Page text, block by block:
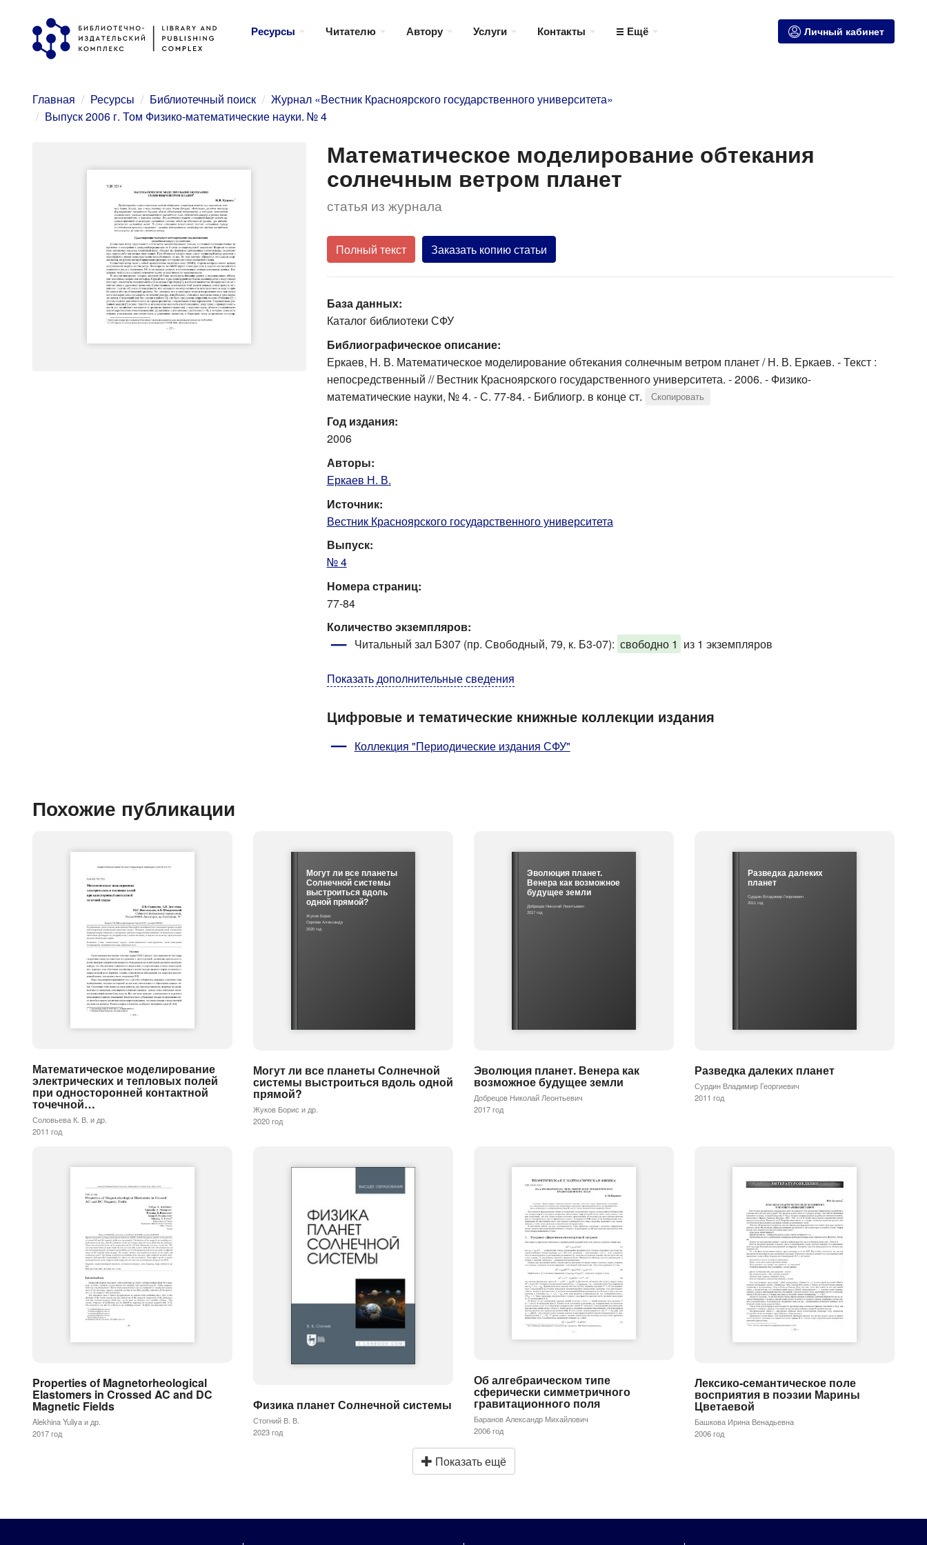
Перейти
основному
Ресурсы Читателю Автору Услуги Контакты Ещё Личный кабинет
Главная Ресурсы Библиотечный поиск
Журнал «Вестник Красноярского государственного университета»
Выпуск 2006 г. Том Физико-математические науки. № 4
Математическое моделирование обтекания
солнечным ветром планет
статья из журнала
Полный текст Заказать копию статьи
База данных:
Каталог библиотеки СФУ
Библиографическое описание:
Еркаев, Н. В. Математическое моделирование обтекания солнечным ветром планет / Н. В. Еркаев. - Текст :
непосредственный // Вестник Красноярского государственного университета. - 2006. - Физико-
математические науки, № 4. - С. 77-84. - Библиогр. в конце ст.
Скопировать
Год издания:
2006
Авторы:
Еркаев Н. В.
Источник:
Вестник Красноярского государственного университета
Выпуск:
№ 4
Номера страниц:
77-84
Количество экземпляров:
Читальный зал Б307 (пр. Свободный, 79, к. Б3-07): свободно 1 из 1 экземпляров
Показать дополнительные сведения
Цифровые и тематические книжные коллекции издания
Коллекция "Периодические издания СФУ"
Похожие публикации
Математическое моделирование
электрических и тепловых полей
при односторонней контактной
точечной…
Соловьева К. В. и др.
2011 год
Могут ли все планеты
Солнечной системы
выстроиться вдоль
одной прямой?
Жуков Борис
Сергеев Александр
2020 год
Могут ли все планеты Солнечной
системы выстроиться вдоль одной
прямой?
Жуков Борис и др.
2020 год
Эволюция планет.
Венера как возможное
будущее земли
Добрецов Николай Леонтьевич
2017 год
Эволюция планет. Венера как
возможное будущее земли
Добрецов Николай Леонтьевич
2017 год
Разведка далеких
планет
Сурдин Владимир Георгиевич
2011 год
Разведка далеких планет
Сурдин Владимир Георгиевич
2011 год
Properties of Magnetorheological
Elastomers in Crossed AC and DC
Magnetic Fields
Alekhina Yuliya и др.
2017 год
Физика планет Солнечной системы
Стогний В. В.
2023 год
Об алгебраическом типе
сферически симметричного
гравитационного поля
Баранов Александр Михайлович
2006 год
Лексико-семантическое поле
восприятия в поэзии Марины
Цветаевой
Башкова Ирина Венадьевна
2006 год
Показать ещё